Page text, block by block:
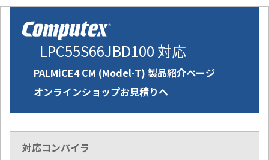
LPC55S66JBD100 対応
PALMiCE4 CM (Model-T) 製品紹介ページ
オンラインショップお見積りへ
対応コンパイラ